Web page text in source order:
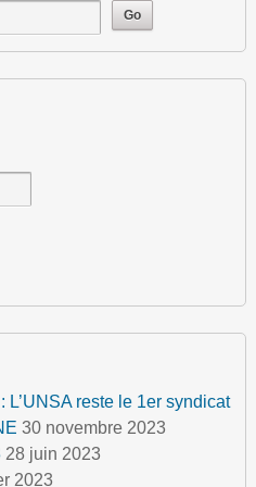
reste le 1er syndicat
30 novembre 2023
28 juin 2023
2023